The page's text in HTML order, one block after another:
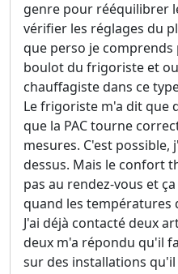
genre pour rééquilibrer
vérifier les réglages du
que perso je
boulot du frigoriste et
chauffagiste dans ce
Le frigoriste m'a dit que
que la PAC tourne
mesures. C'est possible,
dessus. Mais le confort
pas au rendez-vous et
quand les températures
J'ai déjà contacté deux
deux m'a répondu qu'il
sur des installations